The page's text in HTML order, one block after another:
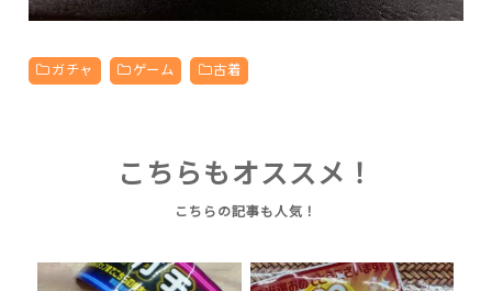
ガチャ ゲーム 古着
こちらもオススメ！